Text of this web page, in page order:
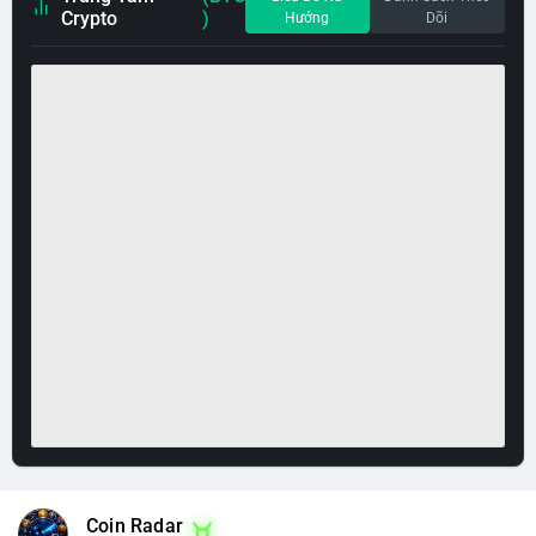
Crypto
)
Hướng
Dõi
Coin Radar